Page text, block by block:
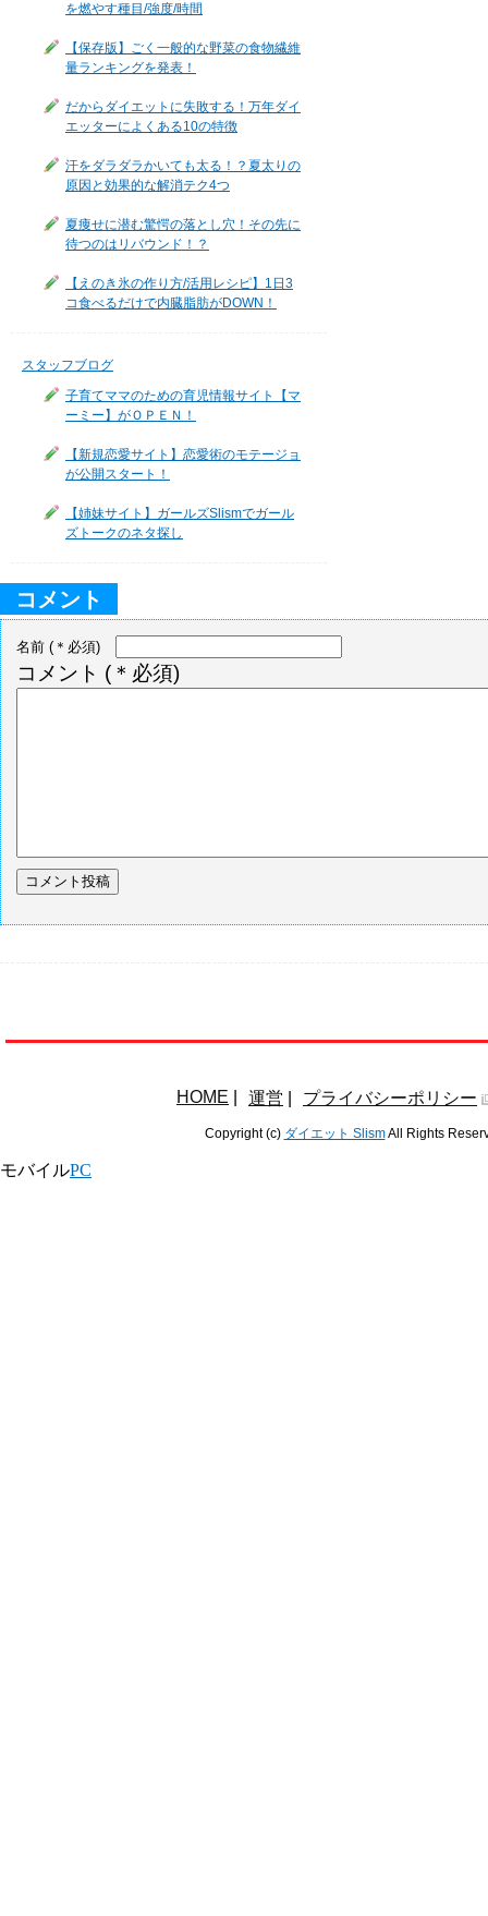
を燃やす種目/強度/時間
【保存版】ごく一般的な野菜の食物繊維
量ランキングを発表！
だからダイエットに失敗する！万年ダイ
エッターによくある10の特徴
汗をダラダラかいても太る！？夏太りの
原因と効果的な解消テク4つ
夏痩せに潜む驚愕の落とし穴！その先に
待つのはリバウンド！？
【えのき氷の作り方/活用レシピ】1日3
コ食べるだけで内臓脂肪がDOWN！
スタッフブログ
子育てママのための育児情報サイト【マ
ーミー】がＯＰＥＮ！
【新規恋愛サイト】恋愛術のモテージョ
が公開スタート！
【姉妹サイト】ガールズSlismでガール
ズトークのネタ探し
コメント
名前 (＊必須)
コメント (＊必須)
HOME 運営 プライバシーポリシー
Copyright (c) ダイエット SlismAll Rights
モバイルPC